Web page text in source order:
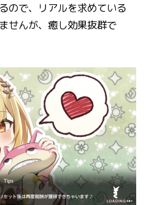
ので、リアルを求めている
せんが、癒し効果抜群で